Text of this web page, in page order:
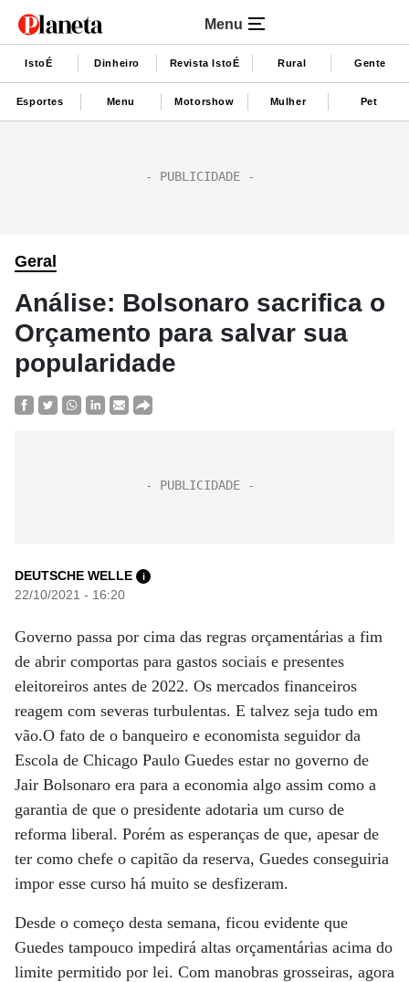
Menu
IstoÉ Dinheiro Revista IstoÉ Rural Gente
Esportes Menu Motorshow Mulher Pet
Geral
Análise: Bolsonaro sacrifica o
Orçamento para salvar sua
popularidade
DEUTSCHE WELLE i
22/10/2021 - 16:20
Governo passa por cima das regras orçamentárias a fim
de abrir comportas para gastos sociais e presentes
eleitoreiros antes de 2022. Os mercados financeiros
reagem com severas turbulentas. E talvez seja tudo em
vão.O fato de o banqueiro e economista seguidor da
Escola de Chicago Paulo Guedes estar no governo de
Jair Bolsonaro era para a economia algo assim como a
garantia de que o presidente adotaria um curso de
reforma liberal. Porém as esperanças de que, apesar de
ter como chefe o capitão da reserva, Guedes conseguiria
impor esse curso há muito se desfizeram.
Desde o começo desta semana, ficou evidente que
Guedes tampouco impedirá altas orçamentárias acima do
limite permitido por lei. Com manobras grosseiras, agora